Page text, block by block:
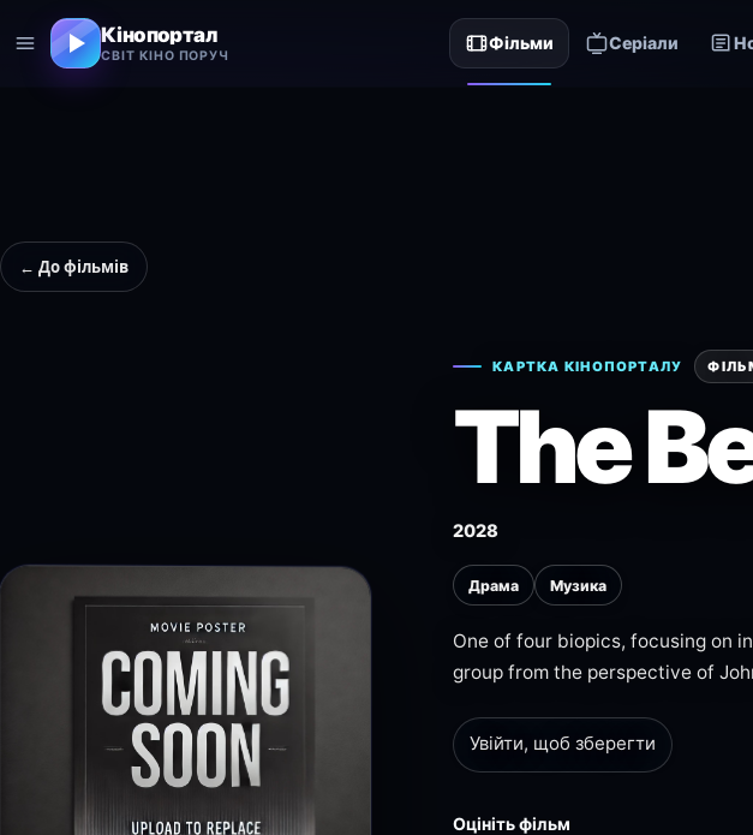
Кінопортал
СВІТ КІНО ПОРУЧ
Фільми Серіали
← До фільмів
КАРТКА КІНОПОРТАЛУ
The
2028
Драма Музика
One of four biopics, focusing on
group from the perspective of
Увійти, щоб зберегти
Оцініть фільм